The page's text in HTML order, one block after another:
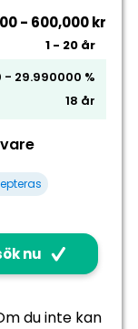
Nej
- 600,000 kr
1 - 20 år
- 29.990000 %
18 år
nu
du inte kan